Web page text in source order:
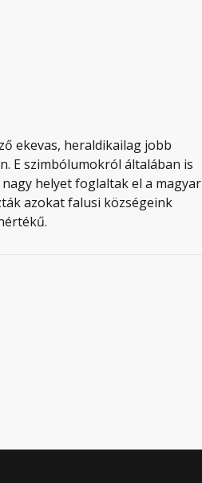
ekevas, heraldikailag jobb
E szimbólumokról általában is
helyet foglaltak el a magyar
azokat falusi községeink